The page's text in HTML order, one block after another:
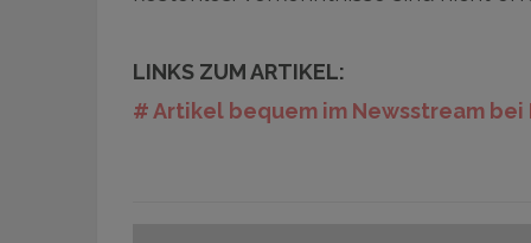
LINKS ZUM ARTIKEL:
# Artikel bequem im Newsstream bei